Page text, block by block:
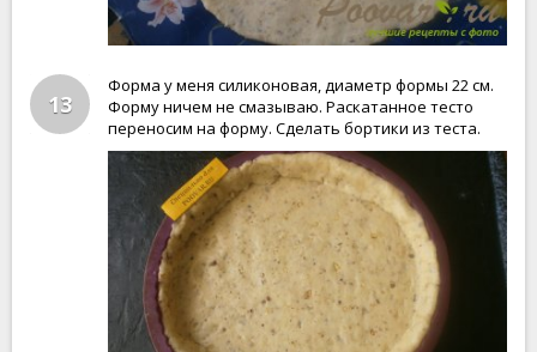
13
Форма у меня силиконовая, диаметр формы 22 см.
Форму ничем не смазываю. Раскатанное тесто
переносим на форму. Сделать бортики из теста.